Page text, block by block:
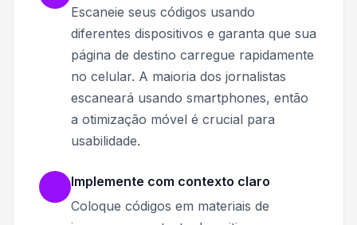
Escaneie seus códigos usando
diferentes dispositivos e garanta que sua
página de destino carregue rapidamente
no celular. A maioria dos jornalistas
escaneará usando smartphones, então
a otimização móvel é crucial para
usabilidade.
Implemente com contexto claro
Coloque códigos em materiais de